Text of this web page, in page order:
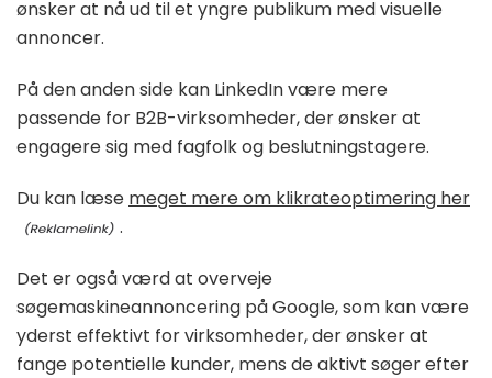
ønsker at nå ud til et yngre publikum med visuelle
annoncer.
På den anden side kan LinkedIn være mere
passende for B2B-virksomheder, der ønsker at
engagere sig med fagfolk og beslutningstagere.
Du kan læse meget mere om klikrateoptimering her
.
Det er også værd at overveje
søgemaskineannoncering på Google, som kan være
yderst effektivt for virksomheder, der ønsker at
fange potentielle kunder, mens de aktivt søger efter